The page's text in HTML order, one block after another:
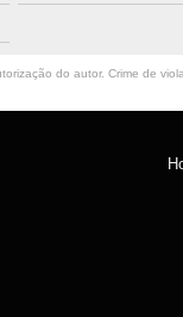
do autor. Crime de